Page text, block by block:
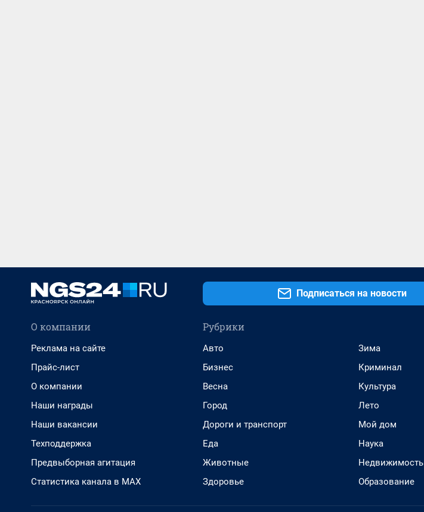
Подписаться на новости
О компании
Реклама на сайте
Прайс-лист
О компании
Наши награды
Наши вакансии
Техподдержка
Предвыборная агитация
Статистика канала в MAX
Рубрики
Авто
Бизнес
Весна
Город
Дороги и транспорт
Еда
Животные
Здоровье
Зима
Криминал
Культура
Лето
Мой дом
Наука
Недвижимость
Образование